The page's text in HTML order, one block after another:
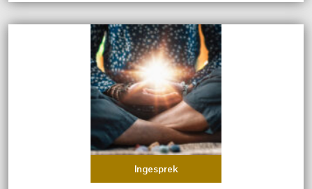
Ingesprek